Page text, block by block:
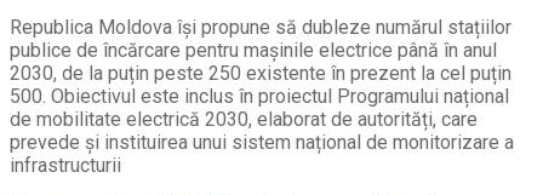
Republica Moldova își propune să dubleze numărul stațiilor
publice de încărcare pentru mașinile electrice până în anul
2030, de la puțin peste 250 existente în prezent la cel puțin
500. Obiectivul este inclus în proiectul Programului național
de mobilitate electrică 2030, elaborat de autorități, care
prevede și instituirea unui sistem național de monitorizare a
infrastructurii